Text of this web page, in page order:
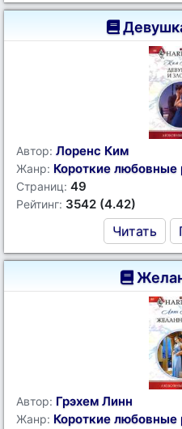
Автор: Лоренс Ким
Жанр: Короткие любовные
Страниц: 49
Рейтинг: 3542 (4.42)
Читать
Автор: Грэхем Линн
Жанр: Короткие любовные